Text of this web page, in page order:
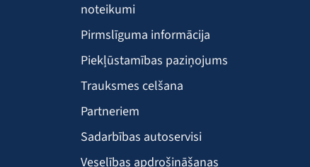
noteikumi
Pirmslīguma informācija
Piekļūstamības paziņojums
Trauksmes celšana
Partneriem
Sadarbības autoservisi
Veselības apdrošināšanas